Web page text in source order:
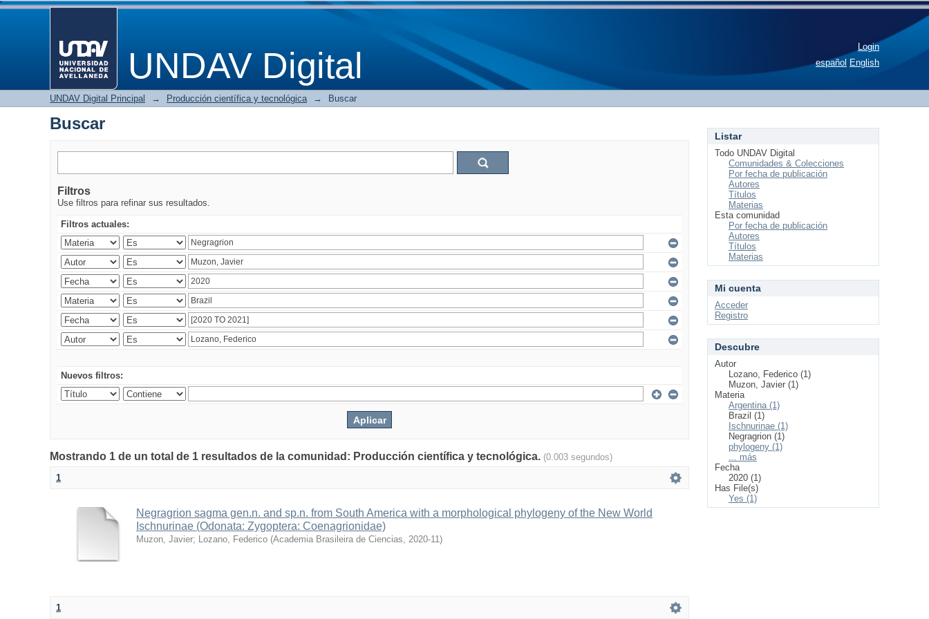
UNDAV Digital
Buscar
Login
español English
UNDAV Digital Principal → Producción científica y tecnológica → Buscar
Buscar
Filtros
Use filtros para refinar sus resultados.
Filtros actuales:
Nuevos filtros:
Mostrando 1 de un total de 1 resultados de la comunidad: Producción científica y tecnológica. (0.003 segundos)
1
Negragrion sagma gen.n. and sp.n. from South America with a morphological phylogeny of the New World
Ischnurinae (Odonata: Zygoptera: Coenagrionidae)
Muzon, Javier; Lozano, Federico (Academia Brasileira de Ciencias, 2020-11)
1
Listar
Todo UNDAV Digital
Comunidades & Colecciones
Por fecha de publicación
Autores
Títulos
Materias
Esta comunidad
Por fecha de publicación
Autores
Títulos
Materias
Mi cuenta
Acceder
Registro
Descubre
Autor
Lozano, Federico (1)
Muzon, Javier (1)
Materia
Argentina (1)
Brazil (1)
Ischnurinae (1)
Negragrion (1)
phylogeny (1)
... más
Fecha
2020 (1)
Has File(s)
Yes (1)